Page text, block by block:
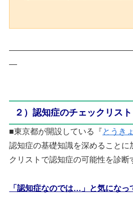
—
２）認知症のチェックリスト
■東京都が開設している『とうき
認知症の基礎知識を深めることに
クリストで認知症の可能性を診断
「認知症なのでは…」と気にな